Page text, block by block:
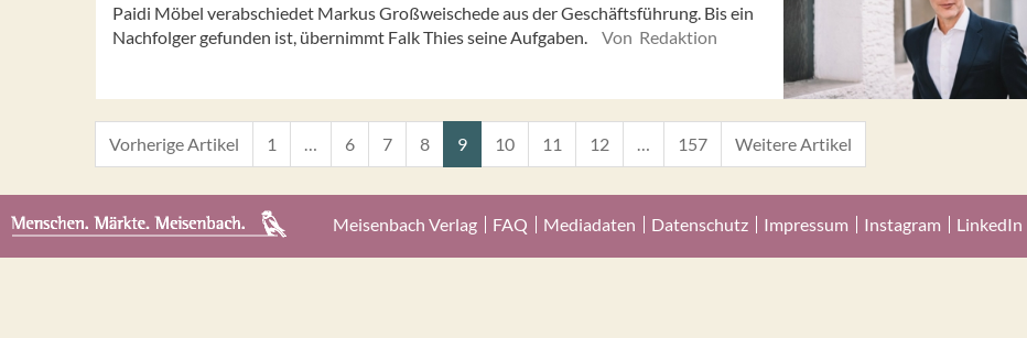
Paidi Möbel verabschiedet Markus Großweischede aus der Geschäftsführung. Bis ein
Nachfolger gefunden ist, übernimmt Falk Thies seine Aufgaben.
Von Redaktion
Vorherige Artikel 1 … 6 7 8 9 10 11 12 … 157 Weitere Artikel
Meisenbach Verlag FAQ Mediadaten Datenschutz Impressum Instagram LinkedIn